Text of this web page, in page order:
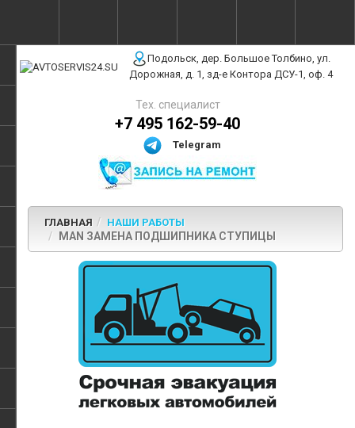
Подольск, дер. Большое Толбино, ул.
Дорожная, д. 1, зд-е Контора ДСУ-1, оф. 4
Тех. специалист
+7 495 162-59-40
Telegram
ГЛАВНАЯ НАШИ РАБОТЫ
MAN ЗАМЕНА ПОДШИПНИКА СТУПИЦЫ